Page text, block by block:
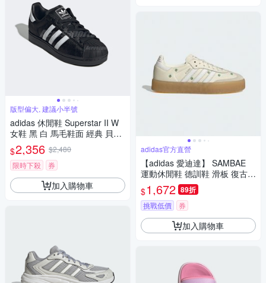
版型偏大, 建議小半號
adidas 休閒鞋 Superstar II W
女鞋 黑 白 馬毛鞋面 經典 貝殼
頭 三葉草 愛迪達 JH9475
$2,356 $2,480
限時下殺
券
加入購物車
adidas官方直營
【adidas 愛迪達】 SAMBAE
運動休閒鞋 德訓鞋 滑板 復古
女鞋 - Originals JS3953
$1,672 89折
挑戰低價 券
加入購物車